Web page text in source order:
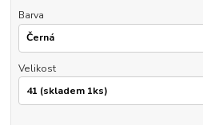
Barva
Velikost